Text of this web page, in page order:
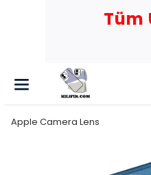
Tüm
Apple Camera Lens